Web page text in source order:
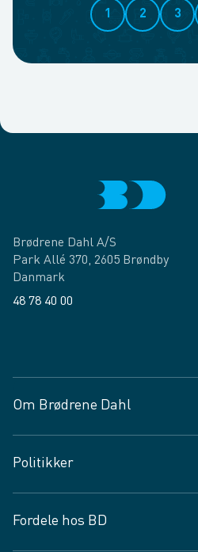
1 2 3
Brødrene Dahl A/S
Park Allé 370, 2605 Brøndby
Danmark
48 78 40 00
Om Brødrene Dahl
Vagttelefon 30 10 89 89
Spørgsmål og svar
Job og karriere
Politikker
Privatlivspolitik
Fordele hos BD